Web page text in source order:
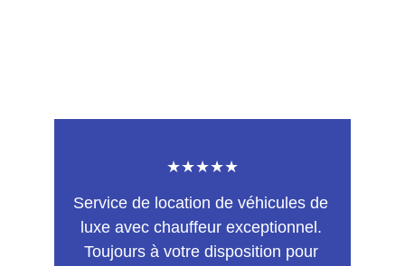
Service de location de véhicules de
luxe avec chauffeur exceptionnel.
Toujours à votre disposition pour
★★★★★